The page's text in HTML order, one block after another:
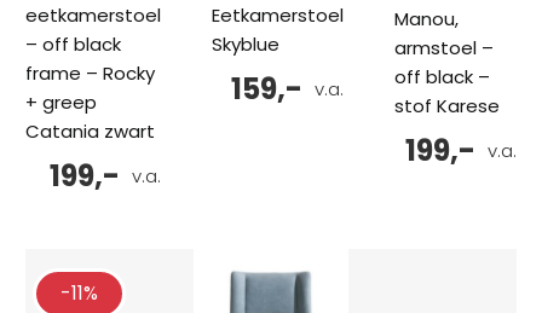
eetkamerstoel
– off black
frame – Rocky
+ greep
Catania zwart
v.a.
199,-
Eetkamerstoel
Skyblue
v.a.
159,-
Manou,
armstoel –
off black –
stof Karese
v.a.
199,-
-11%